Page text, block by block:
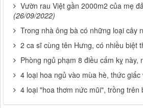
Vườn rau Việt gần 2000m2 của mẹ
(26/09/2022)
Trong nhà ông bà có những loại cây
2 ca sĩ cùng tên Hưng, có nhiều biệt
Phòng ngủ phạm 8 điều cấm kỵ
4 loại hoa ngủ vào mùa hè, thức
4 loại "hoa thơm nức mũi", trồng